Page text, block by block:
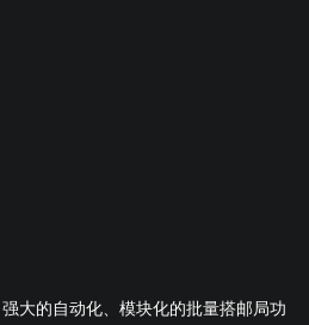
大的自动化、模块化的批量搭邮局功